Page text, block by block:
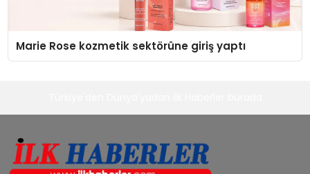
Marie Rose kozmetik sektörüne giriş yaptı